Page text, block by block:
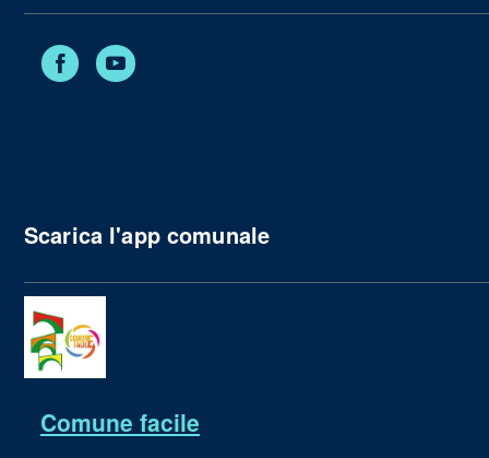
Facebook
Scarica l'app comunale
Comune facile